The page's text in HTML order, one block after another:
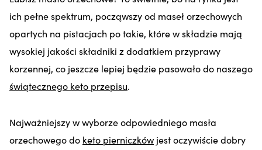
ich pełne spektrum, począwszy od maseł orzechowych
opartych na pistacjach po takie, które w składzie mają
wysokiej jakości składniki z dodatkiem przyprawy
korzennej, co jeszcze lepiej będzie pasowało do naszego
świątecznego keto przepisu.
Najważniejszy w wyborze odpowiedniego masła
orzechowego do keto pierniczków jest oczywiście dobry